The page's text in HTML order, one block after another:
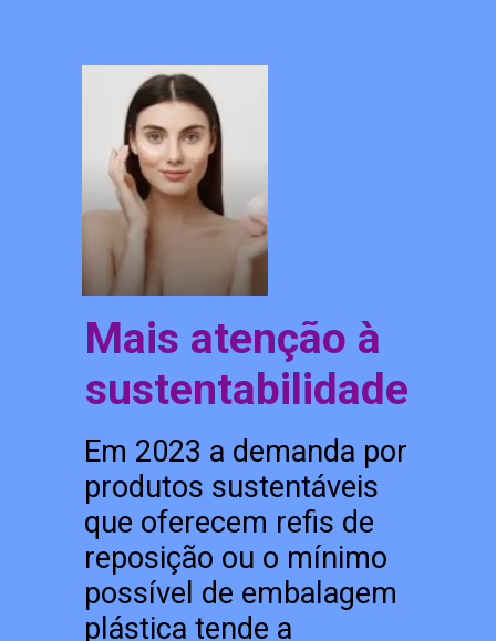
Mais atenção à
sustentabilidade
Em 2023 a demanda por
produtos sustentáveis
que oferecem refis de
reposição ou o mínimo
possível de embalagem
plástica tende a